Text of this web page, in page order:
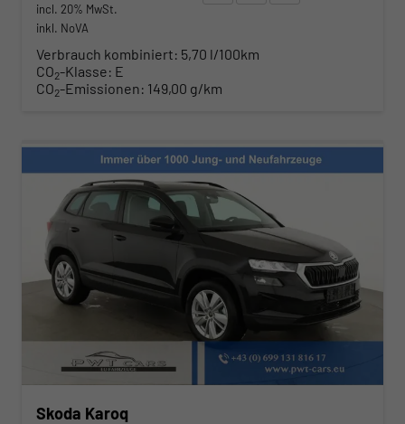
incl. 20% MwSt.
inkl. NoVA
Verbrauch kombiniert: 5,70 l/100km
CO2-Klasse: E
CO2-Emissionen: 149,00 g/km
Skoda Karoq